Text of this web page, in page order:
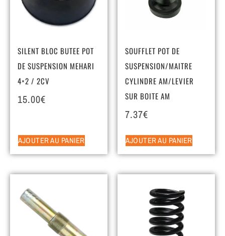
SILENT BLOC BUTEE POT
DE SUSPENSION MEHARI
4×2 / 2CV
15.00€
AJOUTER AU PANIER
SOUFFLET POT DE
SUSPENSION/MAITRE
CYLINDRE AM/LEVIER
SUR BOITE AM
7.37€
AJOUTER AU PANIER